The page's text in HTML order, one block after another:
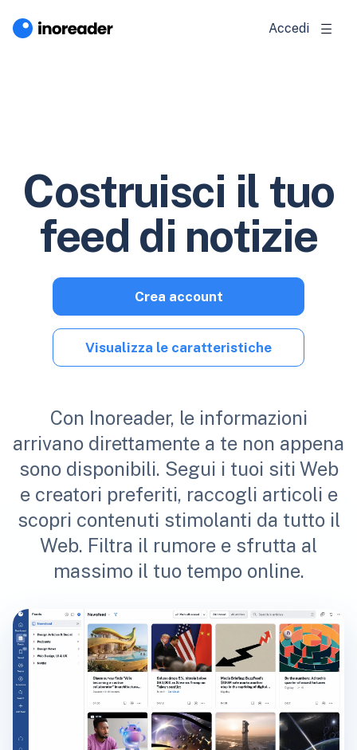
Accedi
Costruisci il tuo
feed di notizie
Con Inoreader, le informazioni
arrivano direttamente a te non appena
sono disponibili. Segui i tuoi siti Web
e creatori preferiti, raccogli articoli e
scopri contenuti stimolanti da tutto il
Web. Filtra il rumore e sfrutta al
massimo il tuo tempo online.
Crea account
Visualizza le caratteristiche